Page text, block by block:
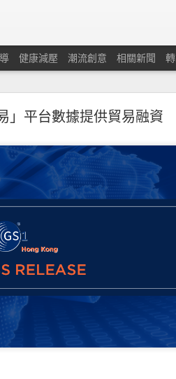
」平台數據提供貿易融資
健康減壓 潮流創意 相關新聞
本港中小企對商業及經濟
下滑及在獲取新客戶和控制